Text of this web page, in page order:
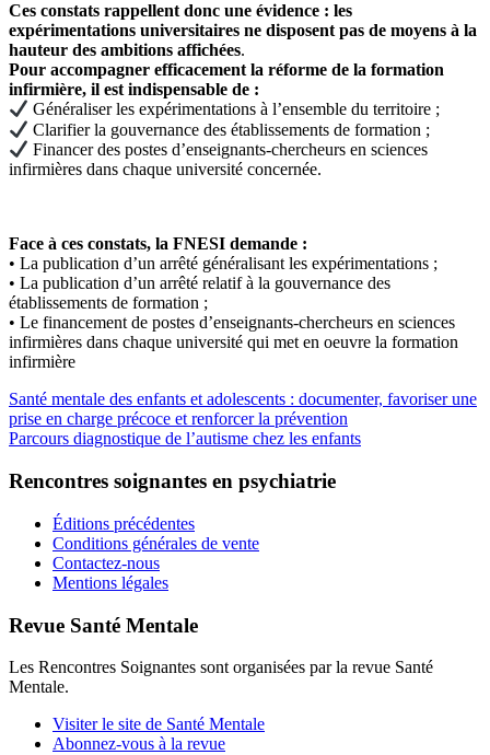
Ces constats rappellent donc une évidence : les
expérimentations universitaires ne disposent pas de moyens à la
hauteur des ambitions affichées.
Pour accompagner efficacement la réforme de la formation
infirmière, il est indispensable de :
Généraliser les expérimentations à l’ensemble du territoire ;
Clarifier la gouvernance des établissements de formation ;
Financer des postes d’enseignants-chercheurs en sciences
infirmières dans chaque université concernée.
Face à ces constats, la FNESI demande :
• La publication d’un arrêté généralisant les expérimentations ;
• La publication d’un arrêté relatif à la gouvernance des
établissements de formation ;
• Le financement de postes d’enseignants-chercheurs en sciences
infirmières dans chaque université qui met en oeuvre la formation
infirmière
Santé mentale des enfants et adolescents : documenter, favoriser une
prise en charge précoce et renforcer la prévention
Parcours diagnostique de l’autisme chez les enfants
Rencontres soignantes en psychiatrie
Éditions précédentes
Conditions générales de vente
Contactez-nous
Mentions légales
Revue Santé Mentale
Les Rencontres Soignantes sont organisées par la revue Santé
Mentale.
Visiter le site de Santé Mentale
Abonnez-vous à la revue